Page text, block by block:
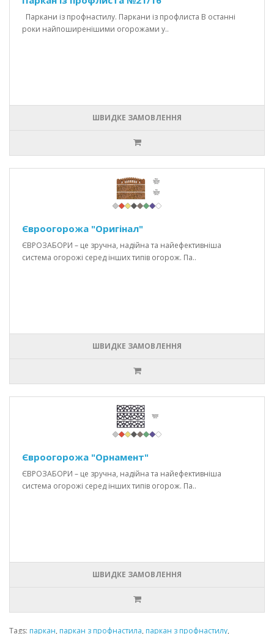
Паркани із профнастилу. Паркани із профлиста В останні
роки найпоширенішими огорожами у..
ШВИДКЕ ЗАМОВЛЕННЯ
Євроогорожа "Оригінал"
ЄВРОЗАБОРИ – це зручна, надійна та найефективніша
система огорожі серед інших типів огорож. Па..
ШВИДКЕ ЗАМОВЛЕННЯ
Євроогорожа "Орнамент"
ЄВРОЗАБОРИ – це зручна, надійна та найефективніша
система огорожі серед інших типів огорож. Па..
ШВИДКЕ ЗАМОВЛЕННЯ
Tags: паркан, паркан з профнастила, паркан з профнастилу,